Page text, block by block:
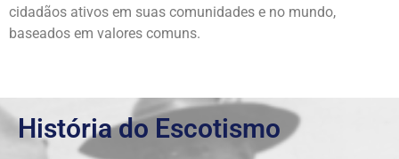
cidadãos ativos em suas comunidades e no mundo,
baseados em valores comuns.
História do Escotismo